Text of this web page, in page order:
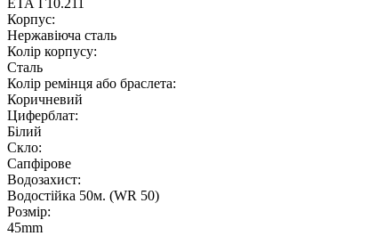
ЕТА Г10.211
Корпус:
Нержавіюча сталь
Колір корпусу:
Сталь
Колір ремінця або браслета:
Коричневий
Циферблат:
Білий
Скло:
Сапфірове
Водозахист:
Водостійка 50м. (WR 50)
Розмір:
45mm